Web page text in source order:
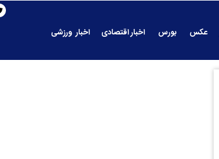
عکس بورس اخبار اقتصادی
اخبار ورزشی